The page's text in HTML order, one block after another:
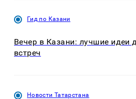
Гид по Казани
Вечер в Казани: лучшие идеи
встреч
Новости Татарстана